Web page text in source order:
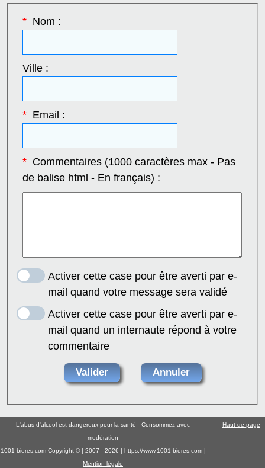
*Nom :
Ville :
*Email :
*Commentaires (1000 caractères max - Pas
de balise html - En français) :
Activer cette case pour être averti par e-
mail quand votre message sera validé
Activer cette case pour être averti par e-
mail quand un internaute répond à votre
commentaire
Haut de page
L'abus d'alcool est dangereux pour la santé - Consommez avec
modération
1001-bieres.com Copyright © | 2007 - 2026 | https://www.1001-bieres.com |
Mention légale